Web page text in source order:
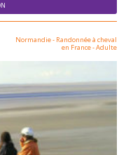
Normandie- Randonnée à cheval
en France-Adulte